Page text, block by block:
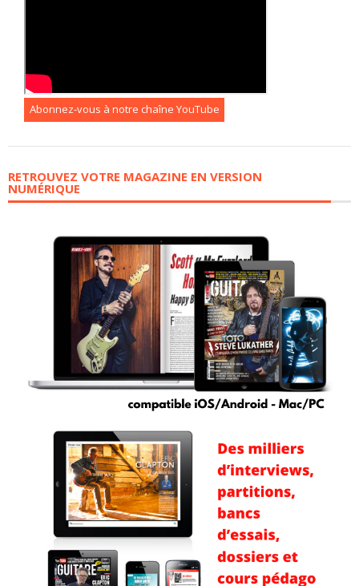
Abonnez-vous à notre chaîne YouTube
RETROUVEZ VOTRE MAGAZINE EN VERSION
NUMÉRIQUE